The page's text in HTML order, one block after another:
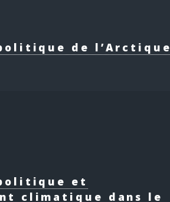
de l’Arctique
et
climatique dans le